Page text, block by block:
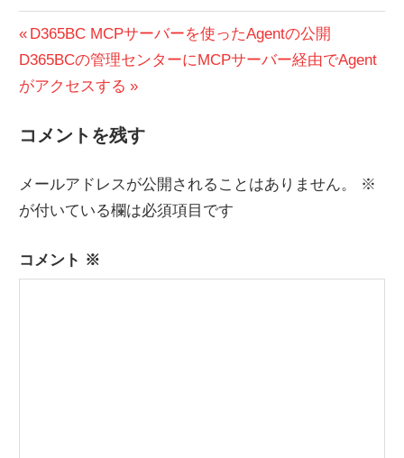
投
稿
ビ
ゲ
ー
シ
ョ
前
の
投
D365BC MCPサーバーを使ったAgentの公開
次
の
稿:
D365BCの管理センターにMCPサーバー経由でAgent
がアクセスする
コメントを残す
メールアドレスが公開されることはありません。
※
が付いている欄は必須項目です
コメント ※